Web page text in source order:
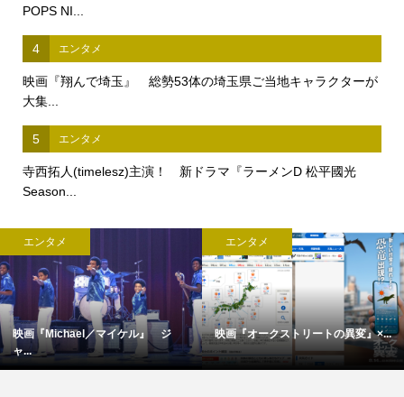
POPS NI...
4 エンタメ
映画『翔んで埼玉』 総勢53体の埼玉県ご当地キャラクターが
大集...
5 エンタメ
寺西拓人(timelesz)主演！ 新ドラマ『ラーメンD 松平國光
Season...
エンタメ
映画『Michael／マイケル』 ジ
ャ...
エンタメ
映画『オークストリートの異変』×...